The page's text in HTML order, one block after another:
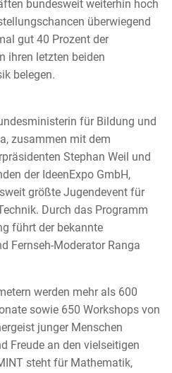
bundesweit weiterhin hoch
überwiegend
gut 40 Prozent der
ihren letzten beiden
belegen.
für Bildung und
zusammen mit dem
Stephan Weil und
der IdeenExpo GmbH,
größte Jugendevent für
Durch das Programm
führt der bekannte
Fernseh-Moderator Ranga
werden mehr als 600
sowie 650 Workshops von
junger Menschen
Freude an den vielseitigen
steht für Mathematik,